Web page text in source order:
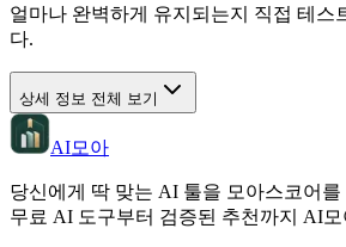
얼마나 완벽하게 유지되는지 직접 테스
다.
상세 정보 전체 보기
AI모아
당신에게 딱 맞는 AI 툴을 모아스코어
무료 AI 도구부터 검증된 추천까지 AI모